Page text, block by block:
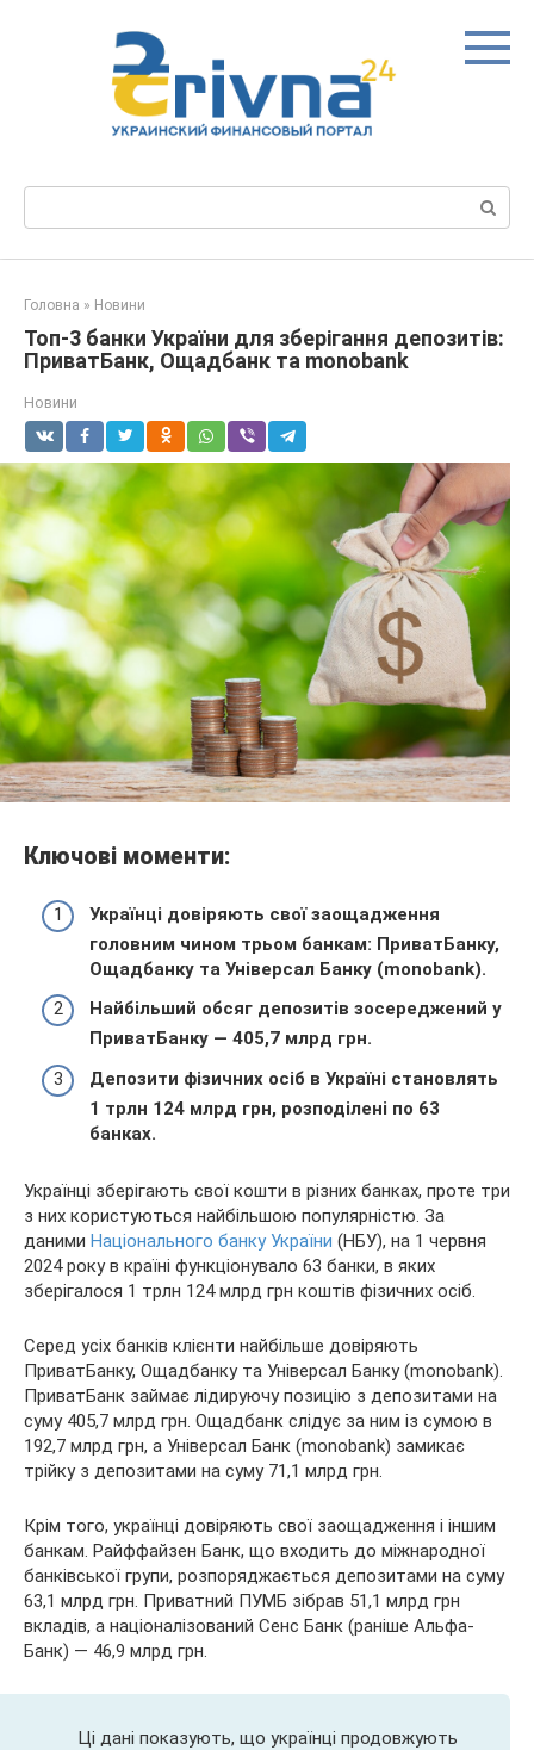
Пошук:
Головна » Новини
Топ-3 банки України для зберігання депозитів:
ПриватБанк, Ощадбанк та monobank
Новини
Ключові моменти:
Українці довіряють свої заощадження
головним чином трьом банкам: ПриватБанку,
Ощадбанку та Універсал Банку (monobank).
Найбільший обсяг депозитів зосереджений у
ПриватБанку — 405,7 млрд грн.
Депозити фізичних осіб в Україні становлять
1 трлн 124 млрд грн, розподілені по 63
банках.
Українці зберігають свої кошти в різних банках, проте три
з них користуються найбільшою популярністю. За
даними Національного банку України (НБУ), на 1 червня
2024 року в країні функціонувало 63 банки, в яких
зберігалося 1 трлн 124 млрд грн коштів фізичних осіб.
Серед усіх банків клієнти найбільше довіряють
ПриватБанку, Ощадбанку та Універсал Банку (monobank).
ПриватБанк займає лідируючу позицію з депозитами на
суму 405,7 млрд грн. Ощадбанк слідує за ним із сумою в
192,7 млрд грн, а Універсал Банк (monobank) замикає
трійку з депозитами на суму 71,1 млрд грн.
Крім того, українці довіряють свої заощадження і іншим
банкам. Райффайзен Банк, що входить до міжнародної
банківської групи, розпоряджається депозитами на суму
63,1 млрд грн. Приватний ПУМБ зібрав 51,1 млрд грн
вкладів, а націоналізований Сенс Банк (раніше Альфа-
Банк) — 46,9 млрд грн.
Ці дані показують, що українці продовжують